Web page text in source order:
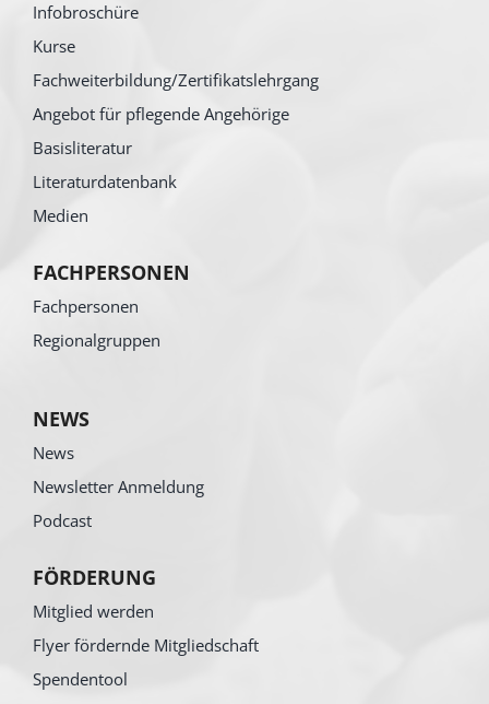
Infobroschüre
Kurse
Fachweiterbildung/Zertifikatslehrgang
Angebot für pflegende Angehörige
Basisliteratur
Literaturdatenbank
Medien
FACHPERSONEN
Fachpersonen
Regionalgruppen
NEWS
News
Newsletter Anmeldung
Podcast
FÖRDERUNG
Mitglied werden
Flyer fördernde Mitgliedschaft
Spendentool